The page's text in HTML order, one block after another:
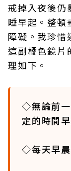
戒掉入夜後仍
睡早起。整頓
障礙。我珍惜
這副橘色鏡片
理如下。
◇無論前一
定的時間早
◇每天早晨